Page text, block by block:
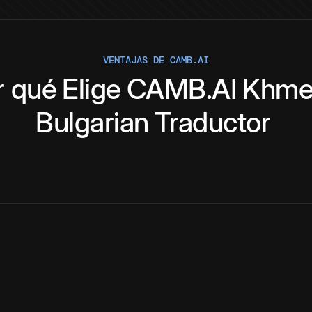
VENTAJAS DE CAMB.AI
qué Elige CAMB.AI
Bulgarian Traductor